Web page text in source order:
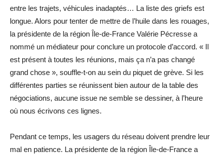
entre les trajets, véhicules inadaptés… La liste des griefs est
longue. Alors pour tenter de mettre de l’huile dans les rouages,
la présidente de la région Île-de-France Valérie Pécresse a
nommé un médiateur pour conclure un protocole d’accord. « Il
est présent à toutes les réunions, mais ça n’a pas changé
grand chose », souffle-t-on au sein du piquet de grève. Si les
différentes parties se réunissent bien autour de la table des
négociations, aucune issue ne semble se dessiner, à l’heure
où nous écrivons ces lignes.
Pendant ce temps, les usagers du réseau doivent prendre leur
mal en patience. La présidente de la région Île-de-France a